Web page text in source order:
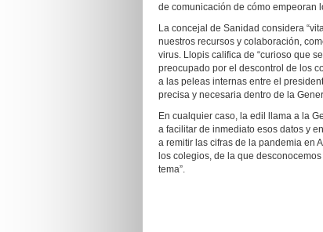
de comunicación de cómo empeoran
La concejal de Sanidad considera
nuestros recursos y colaboración,
virus. Llopis califica de “curioso que
preocupado por el descontrol de los
a las peleas internas entre el
precisa y necesaria dentro de la
En cualquier caso, la edil llama a la
a facilitar de inmediato esos datos y
a remitir las cifras de la pandemia en
los colegios, de la que
tema”.